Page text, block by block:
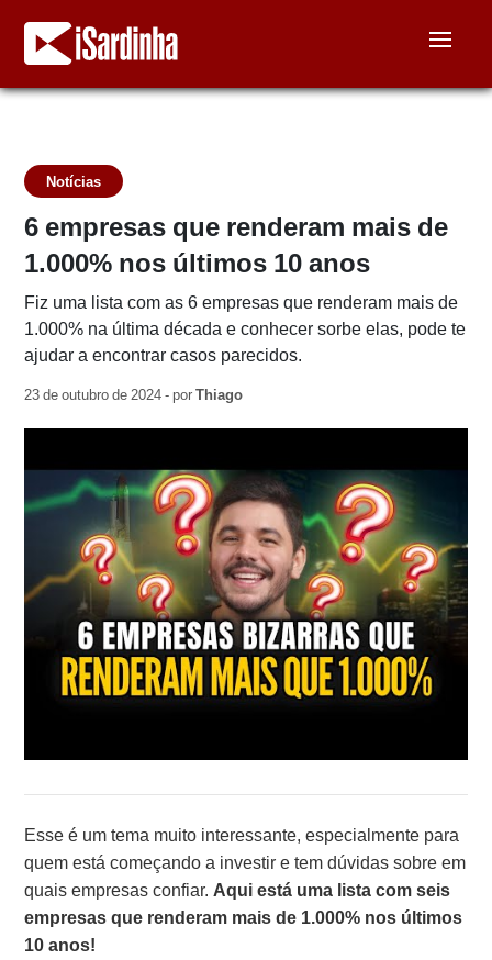
Notícias
6 empresas que renderam mais de
1.000% nos últimos 10 anos
Fiz uma lista com as 6 empresas que renderam mais de
1.000% na última década e conhecer sorbe elas, pode te
ajudar a encontrar casos parecidos.
23 de outubro de 2024 - porThiago
Esse é um tema muito interessante, especialmente para
quem está começando a investir e tem dúvidas sobre em
quais empresas confiar.Aqui está uma lista com seis
empresas que renderam mais de 1.000% nos últimos
10 anos!